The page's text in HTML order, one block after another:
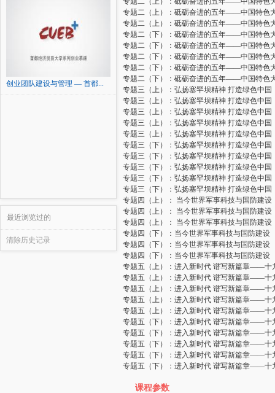
创业团队建设与管理 — 首都...
最近浏览过的
清除历史记录
专题二（上）：砥砺奋进的五年——中国特色
专题二（上）：砥砺奋进的五年——中国特色
专题二（下）：砥砺奋进的五年——中国特色
专题二（下）：砥砺奋进的五年——中国特色
专题二（下）：砥砺奋进的五年——中国特色
专题二（下）：砥砺奋进的五年——中国特色
专题二（下）：砥砺奋进的五年——中国特色
专题三（上）：弘扬塞罕坝精神 打造绿色中国
专题三（上）：弘扬塞罕坝精神 打造绿色中国
专题三（上）：弘扬塞罕坝精神 打造绿色中国
专题三（上）：弘扬塞罕坝精神 打造绿色中国
专题三（上）：弘扬塞罕坝精神 打造绿色中国
专题三（下）：弘扬塞罕坝精神 打造绿色中国
专题三（下）：弘扬塞罕坝精神 打造绿色中国
专题三（下）：弘扬塞罕坝精神 打造绿色中国
专题三（下）：弘扬塞罕坝精神 打造绿色中国
专题三（下）：弘扬塞罕坝精神 打造绿色中国
专题四（上）： 当今世界军事科技与国防建设
专题四（上）： 当今世界军事科技与国防建设
专题四（上）： 当今世界军事科技与国防建设
专题四（下）：当今世界军事科技与国防建设
专题四（下）：当今世界军事科技与国防建设
专题四（下）：当今世界军事科技与国防建设
专题五（上）：进入新时代 谱写新篇章——十
专题五（上）：进入新时代 谱写新篇章——十
专题五（上）：进入新时代 谱写新篇章——十
专题五（上）：进入新时代 谱写新篇章——十
专题五（上）：进入新时代 谱写新篇章——十
专题五（下）：进入新时代 谱写新篇章——十
专题五（下）：进入新时代 谱写新篇章——十
专题五（下）：进入新时代 谱写新篇章——十
专题五（下）：进入新时代 谱写新篇章——十
专题五（下）：进入新时代 谱写新篇章——十
课程参数